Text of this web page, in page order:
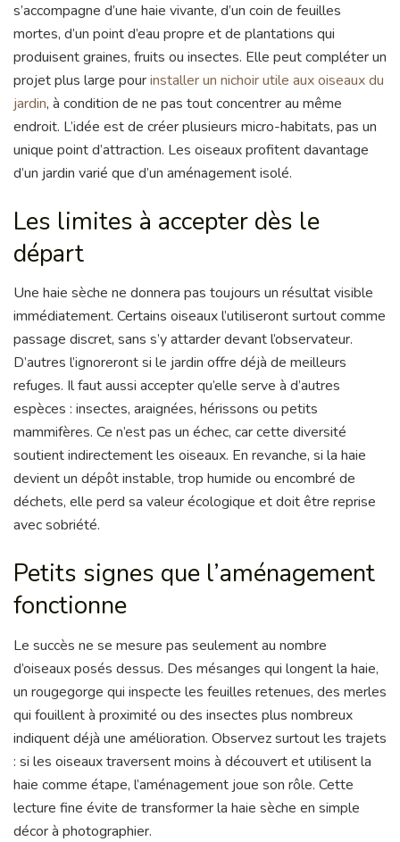
s’accompagne d’une haie vivante, d’un coin de feuilles
mortes, d’un point d’eau propre et de plantations qui
produisent graines, fruits ou insectes. Elle peut compléter un
projet plus large pourinstaller un nichoir utile aux oiseaux du
jardin, à condition de ne pas tout concentrer au même
endroit. L’idée est de créer plusieurs micro-habitats, pas un
unique point d’attraction. Les oiseaux profitent davantage
d’un jardin varié que d’un aménagement isolé.
Les limites à accepter dès le
départ
Une haie sèche ne donnera pas toujours un résultat visible
immédiatement. Certains oiseaux l’utiliseront surtout comme
passage discret, sans s’y attarder devant l’observateur.
D’autres l’ignoreront si le jardin offre déjà de meilleurs
refuges. Il faut aussi accepter qu’elle serve à d’autres
espèces : insectes, araignées, hérissons ou petits
mammifères. Ce n’est pas un échec, car cette diversité
soutient indirectement les oiseaux. En revanche, si la haie
devient un dépôt instable, trop humide ou encombré de
déchets, elle perd sa valeur écologique et doit être reprise
avec sobriété.
Petits signes que l’aménagement
fonctionne
Le succès ne se mesure pas seulement au nombre
d’oiseaux posés dessus. Des mésanges qui longent la haie,
un rougegorge qui inspecte les feuilles retenues, des merles
qui fouillent à proximité ou des insectes plus nombreux
indiquent déjà une amélioration. Observez surtout les trajets
: si les oiseaux traversent moins à découvert et utilisent la
haie comme étape, l’aménagement joue son rôle. Cette
lecture fine évite de transformer la haie sèche en simple
décor à photographier.